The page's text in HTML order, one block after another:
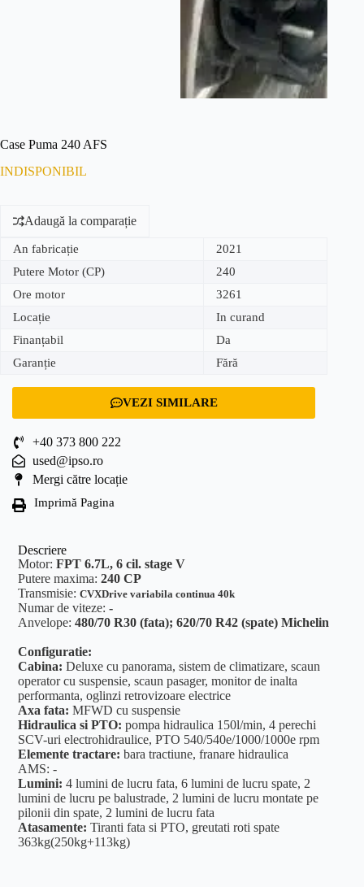
Case Puma 240 AFS
INDISPONIBIL
Adaugă la comparație
An fabricație
2021
Putere Motor (CP)
240
Ore motor
3261
Locație
In curand
Finanțabil
Da
Garanție
Fără
VEZI SIMILARE
+40 373 800 222
used@ipso.ro
Mergi către locație
Imprimă Pagina
Descriere
Motor: FPT 6.7L, 6 cil. stage V
Putere maxima:240 CP
Transmisie: CVXDrive variabila continua 40k
Numar de viteze:-
Anvelope: 480/70 R30 (fata); 620/70 R42 (spate) Michelin
Configuratie:
Cabina:Deluxe cu panorama, sistem de climatizare, scaun
operator cu suspensie, scaun pasager, monitor de inalta
performanta, oglinzi retrovizoare electrice
Axa fata:MFWD cu suspensie
Hidraulica si PTO: pompa hidraulica 150l/min, 4 perechi
SCV-uri electrohidraulice, PTO 540/540e/1000/1000e rpm
Elemente tractare:bara tractiune, franare hidraulica
AMS: -
Lumini: 4 lumini de lucru fata, 6 lumini de lucru spate, 2
lumini de lucru pe balustrade, 2 lumini de lucru montate pe
pilonii din spate, 2 lumini de lucru fata
Atasamente:Tiranti fata si PTO, greutati roti spate
363kg(250kg+113kg)